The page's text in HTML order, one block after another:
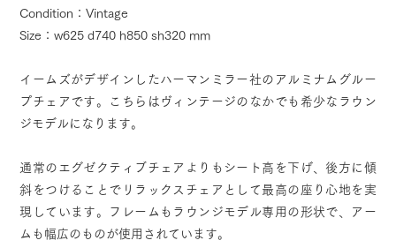
Condition：Vintage
Size：w625 d740 h850 sh320 mm
イームズがデザインしたハーマンミラー社のアルミナムグルー
プチェアです。こちらはヴィンテージのなかでも希少なラウン
ジモデルになります。
通常のエグゼクティブチェアよりもシート高を下げ、後方に傾
斜をつけることでリラックスチェアとして最高の座り心地を実
現しています。フレームもラウンジモデル専用の形状で、アー
ムも幅広のものが使用されています。